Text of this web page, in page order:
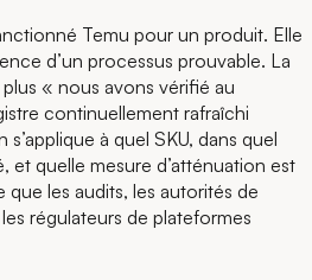
Temu pour un produit. Elle
d’un processus prouvable. La
« nous avons vérifié au
continuellement rafraîchi
à quel SKU, dans quel
et quelle mesure d’atténuation est
que les audits, les autorités de
régulateurs de plateformes